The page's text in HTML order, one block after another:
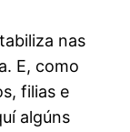
nas
E, como
filias e
algúns